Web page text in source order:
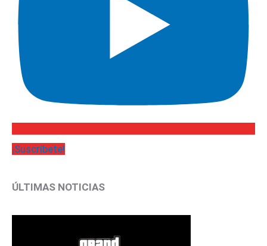
¡Suscríbete!
ÚLTIMAS NOTICIAS